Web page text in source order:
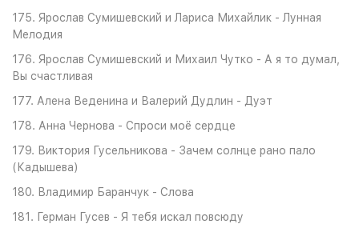
175. Ярослав Сумишевский и Лариса Михайлик - Лунная
Мелодия
176. Ярослав Сумишевский и Михаил Чутко - А я то думал,
Вы счастливая
177. Алена Веденина и Валерий Дудлин - Дуэт
178. Анна Чернова - Спроси моё сердце
179. Виктория Гусельникова - Зачем солнце рано пало
(Кадышева)
180. Владимир Баранчук - Слова
181. Герман Гусев - Я тебя искал повсюду